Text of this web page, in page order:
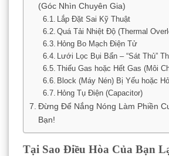
(Góc Nhìn Chuyên Gia)
Lắp Đặt Sai Kỹ Thuật
Quá Tải Nhiệt Độ (Thermal
Hỏng Bo Mạch Điện Tử
Lưới Lọc Bụi Bẩn – “Sát Thủ”
Thiếu Gas hoặc Hết Gas (Môi
Block (Máy Nén) Bị Yếu hoặc
Hỏng Tụ Điện (Capacitor)
Đừng Để Nắng Nóng Làm Phiền
Bạn!
Tại Sao Điều Hòa Của Bạn